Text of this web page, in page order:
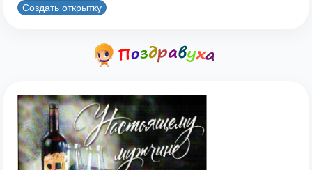
Создать открытку